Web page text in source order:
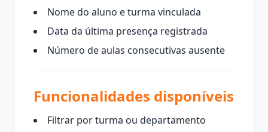
Nome do aluno e turma vinculada
Data da última presença registrada
Número de aulas consecutivas ausente
Funcionalidades disponíveis
Filtrar por turma ou departamento